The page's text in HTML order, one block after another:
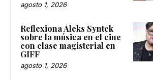
agosto 1, 2026
Reflexiona Aleks Syntek
sobre la música en el cine
con clase magisterial en
GIFF
agosto 1, 2026